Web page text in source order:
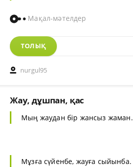
Мақал-мәтелдер
ТОЛЫҚ
nurgul95
Жау, дұшпан, қас
Мың жаудан бір жансыз жаман.
Мұзға сүйенбе, жауға сыйынба.